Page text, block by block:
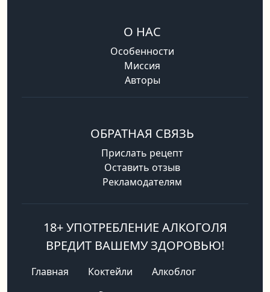
О НАС
Особенности
Миссия
Авторы
ОБРАТНАЯ СВЯЗЬ
Прислать рецепт
Оставить отзыв
Рекламодателям
18+ УПОТРЕБЛЕНИЕ АЛКОГОЛЯ
ВРЕДИТ ВАШЕМУ ЗДОРОВЬЮ!
Главная Коктейли
Алкоблог